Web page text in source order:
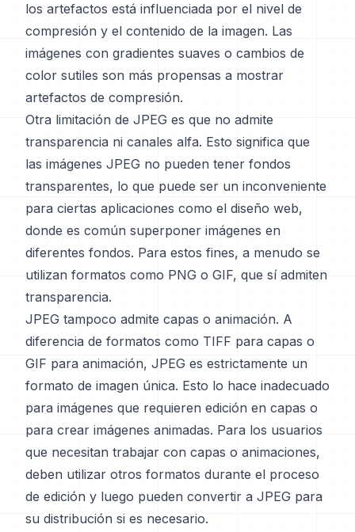
los artefactos está influenciada por el nivel de
compresión y el contenido de la imagen. Las
imágenes con gradientes suaves o cambios de
color sutiles son más propensas a mostrar
artefactos de compresión.
Otra limitación de JPEG es que no admite
transparencia ni canales alfa. Esto significa que
las imágenes JPEG no pueden tener fondos
transparentes, lo que puede ser un inconveniente
para ciertas aplicaciones como el diseño web,
donde es común superponer imágenes en
diferentes fondos. Para estos fines, a menudo se
utilizan formatos como PNG o GIF, que sí admiten
transparencia.
JPEG tampoco admite capas o animación. A
diferencia de formatos como TIFF para capas o
GIF para animación, JPEG es estrictamente un
formato de imagen única. Esto lo hace inadecuado
para imágenes que requieren edición en capas o
para crear imágenes animadas. Para los usuarios
que necesitan trabajar con capas o animaciones,
deben utilizar otros formatos durante el proceso
de edición y luego pueden convertir a JPEG para
su distribución si es necesario.